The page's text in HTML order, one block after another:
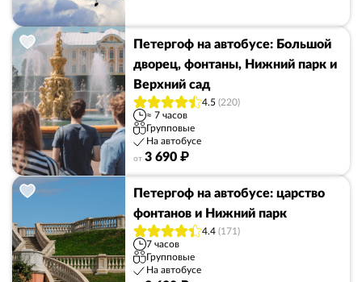
Петергоф на автобусе: Большой
дворец, фонтаны, Нижний парк и
Верхний сад
4.5 (220)
≈ 7 часов
Групповые
На автобусе
от 3 690 ₽
Петергоф на автобусе: царство
фонтанов и Нижний парк
4.4 (171)
7 часов
Групповые
На автобусе